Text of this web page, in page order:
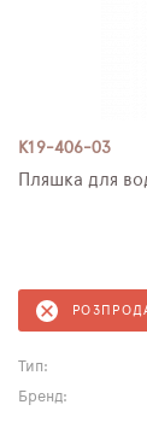
K19-406-03
Пляшка для
Тип:
Бренд: